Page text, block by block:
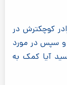
کوچکترش در
و سپس در مورد
آیا کمک به